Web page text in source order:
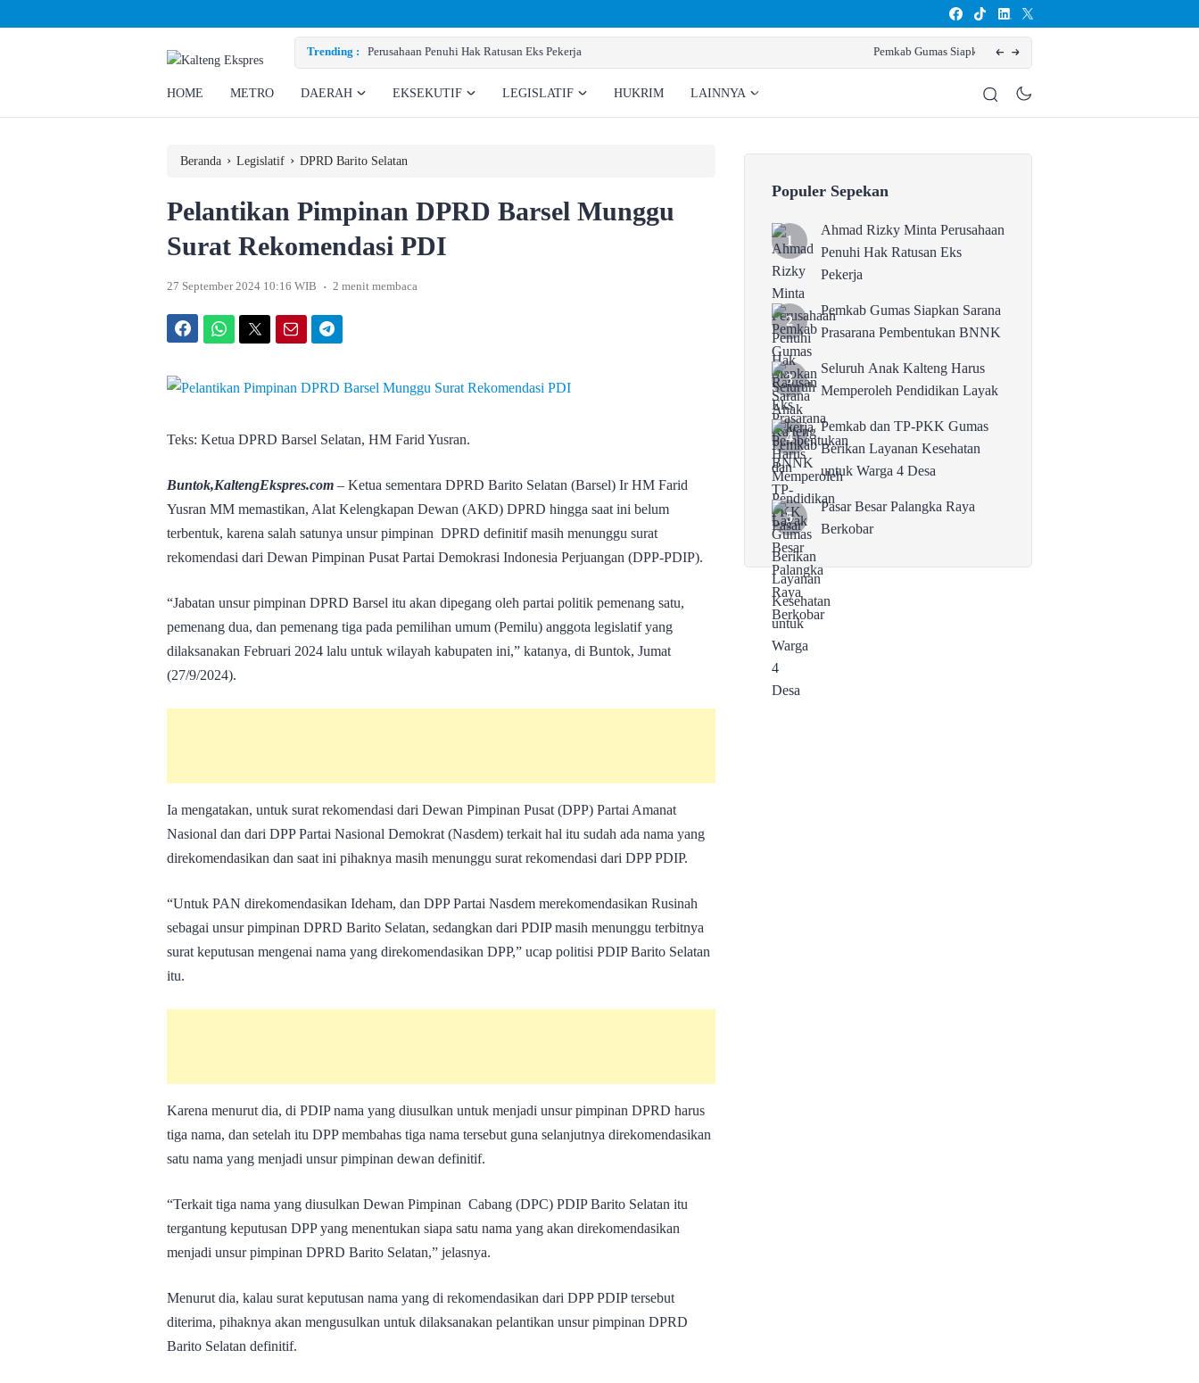
Trending : Pemkab Gumas Siapkan Sarana Prasarana Pembentukan BNNK
HOME METRO DAERAH EKSEKUTIF LEGISLATIF HUKRIM LAINNYA
Beranda › Legislatif › DPRD Barito Selatan
Pelantikan Pimpinan DPRD Barsel Munggu
Surat Rekomendasi PDI
27 September 2024 10:16 WIB . 2 menit membaca
Teks: Ketua DPRD Barsel Selatan, HM Farid Yusran.
Buntok,KaltengEkspres.com – Ketua sementara DPRD Barito Selatan (Barsel) Ir HM Farid
Yusran MM memastikan, Alat Kelengkapan Dewan (AKD) DPRD hingga saat ini belum
terbentuk, karena salah satunya unsur pimpinan DPRD definitif masih menunggu surat
rekomendasi dari Dewan Pimpinan Pusat Partai Demokrasi Indonesia Perjuangan (DPP-PDIP).
“Jabatan unsur pimpinan DPRD Barsel itu akan dipegang oleh partai politik pemenang satu,
pemenang dua, dan pemenang tiga pada pemilihan umum (Pemilu) anggota legislatif yang
dilaksanakan Februari 2024 lalu untuk wilayah kabupaten ini,” katanya, di Buntok, Jumat
(27/9/2024).
Ia mengatakan, untuk surat rekomendasi dari Dewan Pimpinan Pusat (DPP) Partai Amanat
Nasional dan dari DPP Partai Nasional Demokrat (Nasdem) terkait hal itu sudah ada nama yang
direkomendasikan dan saat ini pihaknya masih menunggu surat rekomendasi dari DPP PDIP.
“Untuk PAN direkomendasikan Ideham, dan DPP Partai Nasdem merekomendasikan Rusinah
sebagai unsur pimpinan DPRD Barito Selatan, sedangkan dari PDIP masih menunggu terbitnya
surat keputusan mengenai nama yang direkomendasikan DPP,” ucap politisi PDIP Barito Selatan
itu.
Karena menurut dia, di PDIP nama yang diusulkan untuk menjadi unsur pimpinan DPRD harus
tiga nama, dan setelah itu DPP membahas tiga nama tersebut guna selanjutnya direkomendasikan
satu nama yang menjadi unsur pimpinan dewan definitif.
“Terkait tiga nama yang diusulkan Dewan Pimpinan Cabang (DPC) PDIP Barito Selatan itu
tergantung keputusan DPP yang menentukan siapa satu nama yang akan direkomendasikan
menjadi unsur pimpinan DPRD Barito Selatan,” jelasnya.
Menurut dia, kalau surat keputusan nama yang di rekomendasikan dari DPP PDIP tersebut
diterima, pihaknya akan mengusulkan untuk dilaksanakan pelantikan unsur pimpinan DPRD
Barito Selatan definitif.
Populer Sepekan
Ahmad Rizky Minta Perusahaan
Penuhi Hak Ratusan Eks
Pekerja
Pemkab Gumas Siapkan Sarana
Prasarana Pembentukan BNNK
Seluruh Anak Kalteng Harus
Memperoleh Pendidikan Layak
Pemkab dan TP-PKK Gumas
Berikan Layanan Kesehatan
untuk Warga 4 Desa
Pasar Besar Palangka Raya
Berkobar